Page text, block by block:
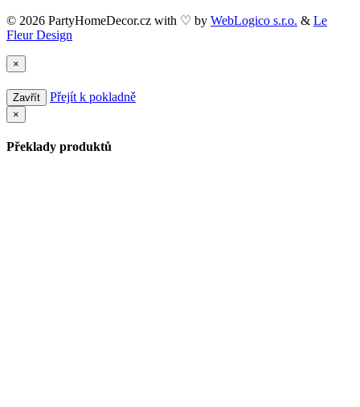
© 2026 PartyHomeDecor.cz with ♡ by WebLogico s.r.o. & Le
Fleur Design
×
Zavřít Přejít k pokladně
×
Překlady produktů